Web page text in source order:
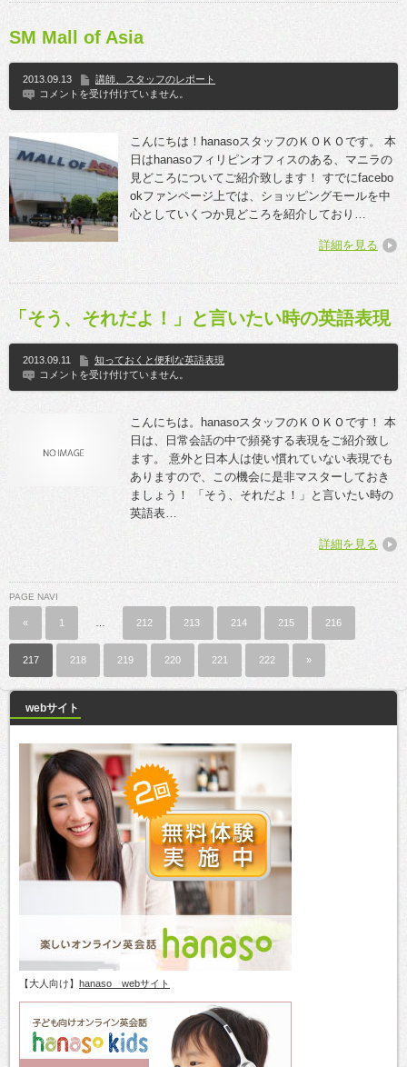
SM Mall of Asia
2013.09.13
講師、スタッフのレポート
コメントを受け付けていません。
こんにちは！hanasoスタッフのＫＯＫＯです。 本
日はhanasoフィリピンオフィスのある、マニラの
見どころについてご紹介致します！ すでにfacebo
okファンページ上では、ショッピングモールを中
心としていくつか見どころを紹介しており…
詳細を見る
「そう、それだよ！」と言いたい時の英語表現
2013.09.11
知っておくと便利な英語表現
コメントを受け付けていません。
こんにちは。hanasoスタッフのＫＯＫＯです！ 本
日は、日常会話の中で頻発する表現をご紹介致し
ます。 意外と日本人は使い慣れていない表現でも
ありますので、この機会に是非マスターしておき
ましょう！ 「そう、それだよ！」と言いたい時の
英語表…
詳細を見る
PAGE NAVI
« 1 212 213 214 215 216
217 218 219 220 221 222 »
webサイト
【大人向け】 hanaso webサイト